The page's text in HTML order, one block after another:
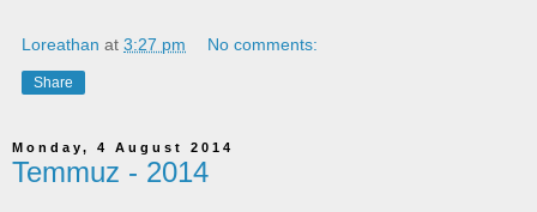
Loreathan at 3:27 pm No comments:
Share
Monday, 4 August 2014
Temmuz - 2014